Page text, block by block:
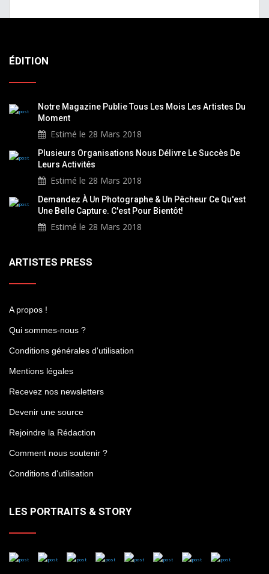
ÉDITION
Notre Magazine Publie Tous Les Mois Les Artistes Du
Moment
Estimé le 28 Mars 2018
Plusieurs Organisations Nous Délivre Le Succès De
Leurs Activités
Estimé le 28 Mars 2018
Demandez À Un Photographe & Un Pêcheur Ce Qu'est
Une Belle Capture. C'est Pour Bientôt!
Estimé le 28 Mars 2018
ARTISTES PRESS
A propos !
Qui sommes-nous ?
Conditions générales d'utilisation
Mentions légales
Recevez nos newsletters
Devenir une source
Rejoindre la Rédaction
Comment nous soutenir ?
Conditions d'utilisation
LES PORTRAITS & STORY